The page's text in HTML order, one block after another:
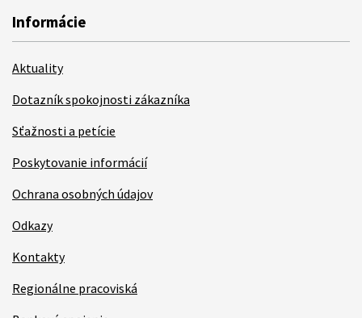
Informácie
Aktuality
Dotazník spokojnosti zákazníka
Sťažnosti a petície
Poskytovanie informácií
Ochrana osobných údajov
Odkazy
Kontakty
Regionálne pracoviská